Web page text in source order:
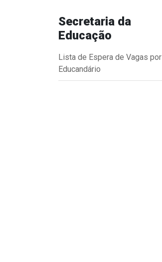
Secretaria da
Educação
Lista de Espera de Vagas por
Educandário